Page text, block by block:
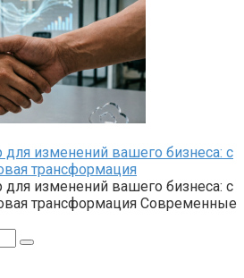
изменений вашего бизнеса: с
трансформация
изменений вашего бизнеса: с
трансформация Современные